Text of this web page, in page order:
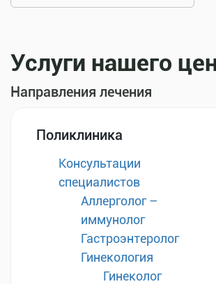
Услуги нашего
Направления лечения
Поликлиника
Консультации
специалистов
Аллерголог –
иммунолог
Гастроэнтеролог
Гинекология
Гинеколог